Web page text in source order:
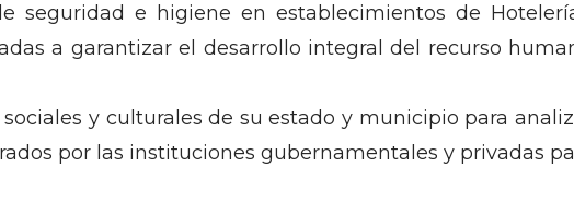
seguridad e higiene en establecimientos de
a garantizar el desarrollo integral del recurso
y culturales de su estado y municipio para
por las instituciones gubernamentales y privadas